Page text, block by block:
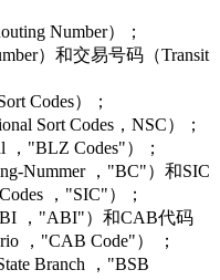
Number）；
）和交易号码（Transit
Codes）；
Sort Codes，NSC）；
"BLZ Codes"）；
Nummer ，"BC"）和SIC
，"SIC"）；
，"ABI"）和CAB代码
，"CAB Code"） ；
Branch ，"BSB